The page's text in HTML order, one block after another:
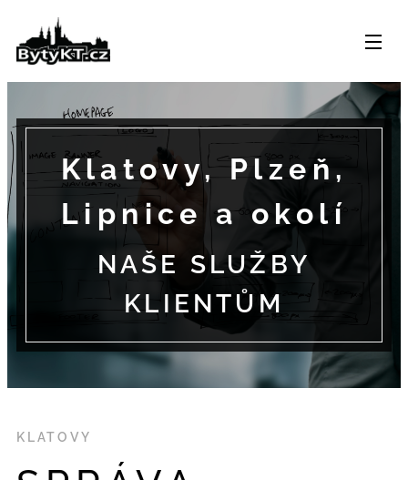
Klatovy, Plzeň,
Lipnice a okolí
NAŠE SLUŽBY
KLIENTŮM
KLATOVY